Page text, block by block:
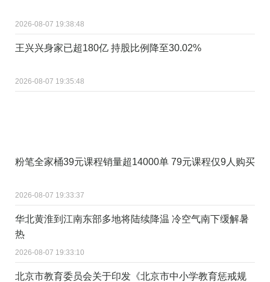
2026-08-07 19:38:48
王兴兴身家已超180亿 持股比例降至30.02%
2026-08-07 19:35:48
粉笔全家桶39元课程销量超14000单 79元课程仅9人购买
2026-08-07 19:33:37
华北黄淮到江南东部多地将陆续降温 冷空气南下缓解暑
热
2026-08-07 19:33:10
北京市教育委员会关于印发《北京市中小学教育惩戒规